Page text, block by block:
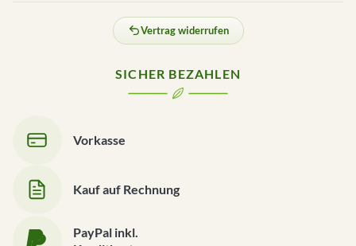
Vertrag widerrufen
SICHER BEZAHLEN
Vorkasse
Kauf auf Rechnung
PayPal inkl.